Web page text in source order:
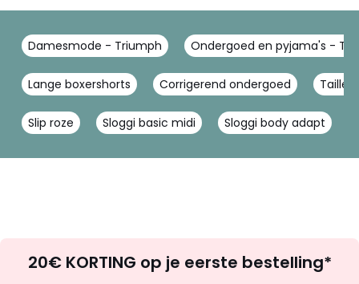
Damesmode - Triumph Ondergoed en pyjama's -
Lange boxershorts Corrigerend ondergoed
Slip roze Sloggi basic midi Sloggi body adapt
zoek
20€ KORTING op je eerste bestelling*